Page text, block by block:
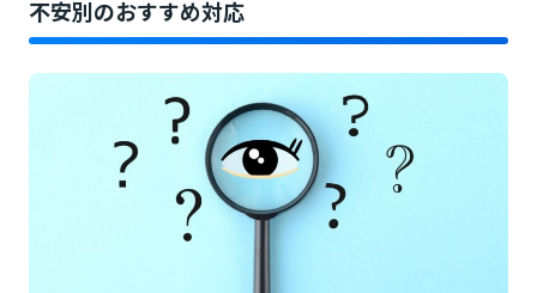
不安別のおすすめ対応